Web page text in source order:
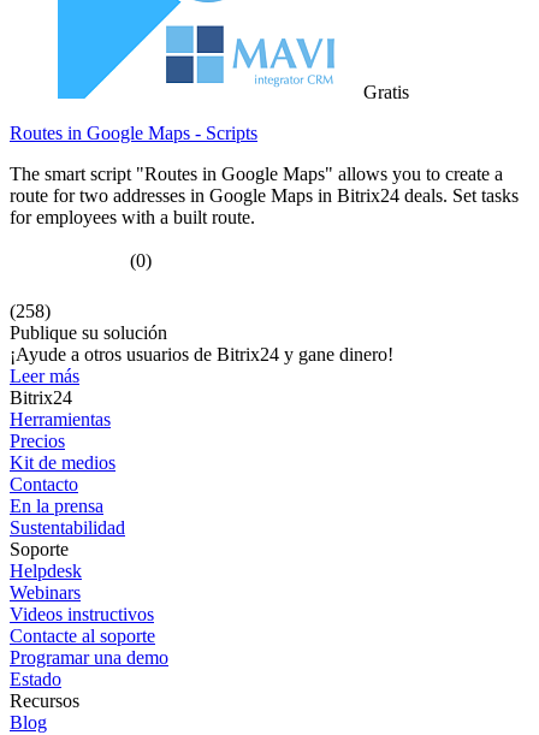
Gratis
Routes in Google Maps - Scripts
The smart script "Routes in Google Maps" allows you to create a
route for two addresses in Google Maps in Bitrix24 deals. Set tasks
for employees with a built route.
(0)
(258)
Publique su solución
¡Ayude a otros usuarios de Bitrix24 y gane dinero!
Leer más
Bitrix24
Herramientas
Precios
Kit de medios
Contacto
En la prensa
Sustentabilidad
Soporte
Helpdesk
Webinars
Videos instructivos
Contacte al soporte
Programar una demo
Estado
Recursos
Blog